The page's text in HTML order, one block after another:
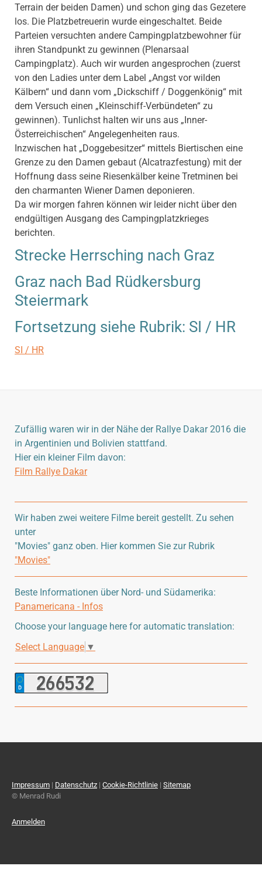
Terrain der beiden Damen) und schon ging das Gezetere
los. Die Platzbetreuerin wurde eingeschaltet. Beide
Parteien versuchten andere Campingplatzbewohner für
ihren Standpunkt zu gewinnen (Plenarsaal
Campingplatz). Auch wir wurden angesprochen (zuerst
von den Ladies unter dem Label „Angst vor wilden
Kälbern“ und dann vom „Dickschiff / Doggenkönig“ mit
dem Versuch einen „Kleinschiff-Verbündeten“ zu
gewinnen). Tunlichst halten wir uns aus „Inner-
Österreichischen“ Angelegenheiten raus.
Inzwischen hat „Doggebesitzer“ mittels Biertischen eine
Grenze zu den Damen gebaut (Alcatrazfestung) mit der
Hoffnung dass seine Riesenkälber keine Tretminen bei
den charmanten Wiener Damen deponieren.
Da wir morgen fahren können wir leider nicht über den
endgültigen Ausgang des Campingplatzkrieges
berichten.
Strecke Herrsching nach Graz
Graz nach Bad Rüdkersburg
Steiermark
Fortsetzung siehe Rubrik: SI / HR
SI / HR
Zufällig waren wir in der Nähe der Rallye Dakar 2016 die
in Argentinien und Bolivien stattfand.
Hier ein kleiner Film davon:
Film Rallye Dakar
Wir haben zwei weitere Filme bereit gestellt. Zu sehen
unter
"Movies" ganz oben. Hier kommen Sie zur Rubrik
"Movies"
Beste Informationen über Nord- und Südamerika:
Panamericana - Infos
Choose your language here for automatic translation:
Select Language ▼
Impressum | Datenschutz | Cookie-Richtlinie | Sitemap
© Menrad Rudi
Anmelden